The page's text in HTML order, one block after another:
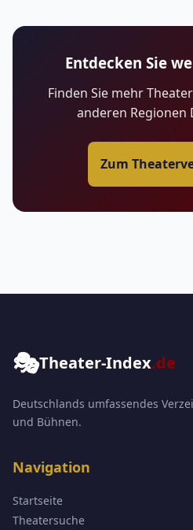
Entdecken Sie
Finden Sie mehr
anderen Regionen
Zum
🎭Theater-Index.de
Deutschlands umfassendes
und Bühnen.
Navigation
Startseite
Theatersuche